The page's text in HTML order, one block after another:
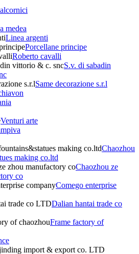
medea
Linea argenti
Porcellane principe
Roberto cavalli
S.v. di sabadin
Same decorazione s.r.l
Venturi arte
Chaozhou
making co.ltd
Chaozhou ze
co
Comego enterprise
Dalian hantai trade co
Frame factory of